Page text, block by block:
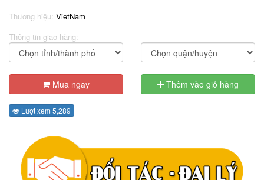
Thương hiệu: VietNam
Thông tin giao hàng:
Mua ngay Thêm vào giỏ hàng
Lượt xem 5,289